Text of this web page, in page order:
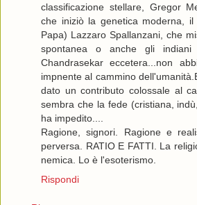
classificazione stellare, Gregor
che iniziò la genetica moderna,
Papa) Lazzaro Spallanzani, che
spontanea o anche gli indiani
Chandrasekar eccetera...non
impnente al cammino
dato un contributo colossale al
sembra che la fede (cristiana,
ha impedito....
Ragione, signori. Ragione e
perversa. RATIO E FATTI. La
nemica. Lo è l'esoterismo.
Rispondi